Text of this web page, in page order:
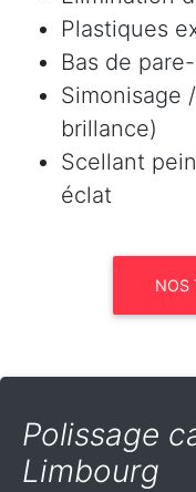
Plastiques
Bas de
Simonisage
brillance)
Scellant
éclat
NOS
Polissage
Limbourg